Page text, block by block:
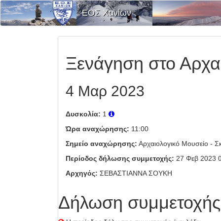
ΕΟΣ Χανίων
Ξενάγηση στο
4 Μαρ 2023
Δυσκολία: 1
Ώρα αναχώρησης: 11:00
Σημείο αναχώρησης: Αρχαιολογικό Μουσείο -
Περίοδος δήλωσης συμμετοχής: 27 Φεβ 2023
Αρχηγός: ΣΕΒΑΣΤΙΑΝΝΑ ΣΟΥΚΗ
Δήλωση συμμετοχής